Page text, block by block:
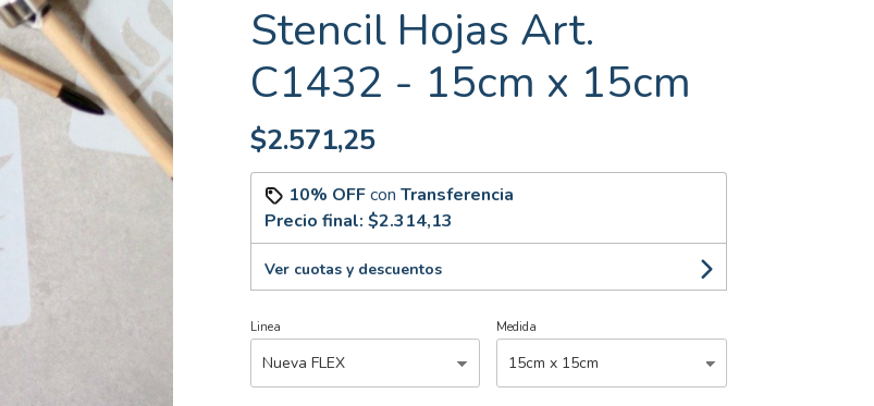
Stencil Hojas Art.
C1432 - 15cm x 15cm
$2.571,25
10% OFFcon Transferencia
Precio final: $2.314,13
Ver cuotas y descuentos
Linea Medida